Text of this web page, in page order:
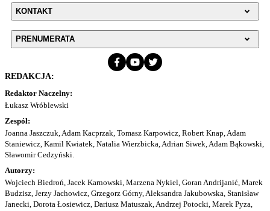
KONTAKT
PRENUMERATA
REDAKCJA:
Redaktor Naczelny:
Łukasz Wróblewski
Zespół:
Joanna Jaszczuk, Adam Kacprzak, Tomasz Karpowicz, Robert Knap, Adam
Staniewicz, Kamil Kwiatek, Natalia Wierzbicka, Adrian Siwek, Adam Bąkowski,
Sławomir Cedzyński.
Autorzy:
Wojciech Biedroń, Jacek Karnowski, Marzena Nykiel, Goran Andrijanić, Marek
Budzisz, Jerzy Jachowicz, Grzegorz Górny, Aleksandra Jakubowska, Stanisław
Janecki, Dorota Łosiewicz, Dariusz Matuszak, Andrzej Potocki, Marek Pyza,